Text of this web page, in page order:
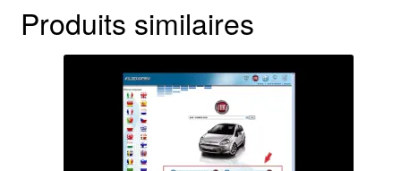
Produits similaires